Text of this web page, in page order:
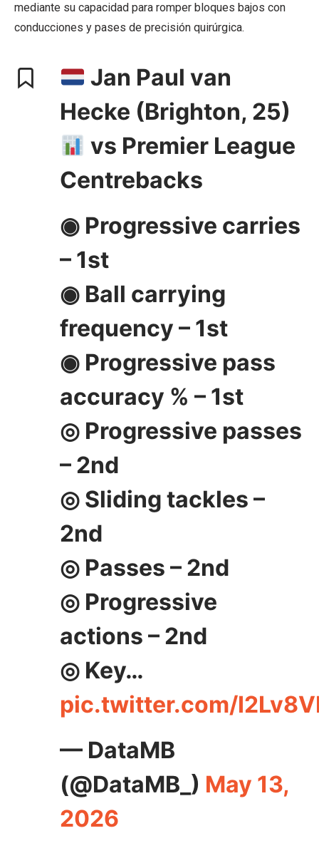
mediante su capacidad para romper bloques bajos con
conducciones y pases de precisión quirúrgica.
Jan Paul van
Hecke (Brighton, 25)
vs Premier League
Centrebacks
◉ Progressive carries
– 1st
◉ Ball carrying
frequency – 1st
◉ Progressive pass
accuracy % – 1st
◎ Progressive passes
– 2nd
◎ Sliding tackles –
2nd
◎ Passes – 2nd
◎ Progressive
actions – 2nd
◎ Key…
pic.twitter.com/
— DataMB
(@DataMB_) May 13,
2026